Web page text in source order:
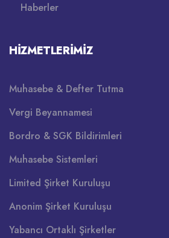
Haberler
HIZMETLERIMIZ
Muhasebe & Defter Tutma
Vergi Beyannamesi
Bordro & SGK Bildirimleri
Muhasebe Sistemleri
Limited Şirket Kuruluşu
Anonim Şirket Kuruluşu
Yabancı Ortaklı Şirketler